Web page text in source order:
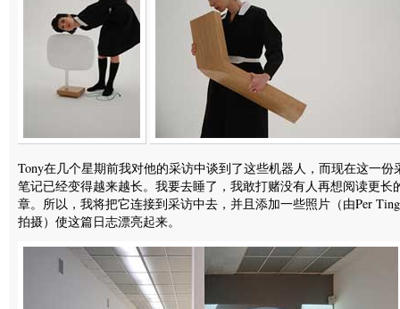
Tony在几个星期前我对他的采访中谈到了这些机器人，而现在这一份
笔记已经变得越来越长。我要去睡了，我敢打赌没有人再想阅读更长
章。所以，我将把它连接到采访中去，并且添加一些照片（由Per
拍摄）使这篇日志漂亮起来。